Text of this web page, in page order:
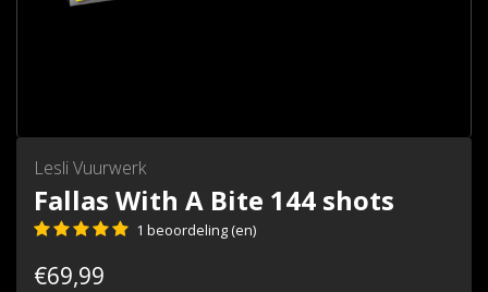
Lesli Vuurwerk
Fallas With A Bite 144 shots
1 beoordeling (en)
€69,99